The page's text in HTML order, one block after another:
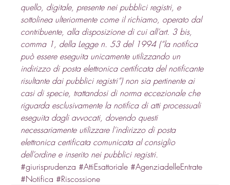
quello, digitale, presente nei pubblici registri, e
sottolinea ulteriormente come il richiamo, operato dal
contribuente, alla disposizione di cui all’art. 3 bis,
comma 1, della Legge n. 53 del 1994 (“la notifica
può essere eseguita unicamente utilizzando un
indirizzo di posta elettronica certificata del notificante
risultante dai pubblici registri”) non sia pertinente ai
casi di specie, trattandosi di norma eccezionale che
riguarda esclusivamente la notifica di atti processuali
eseguita dagli avvocati, dovendo questi
necessariamente utilizzare l’indirizzo di posta
elettronica certificata comunicata al consiglio
dell’ordine e inserito nei pubblici registri.
#giurisprudenza #AttiEsattoriale #AgenziadelleEntrate
#Notifica #Riscossione